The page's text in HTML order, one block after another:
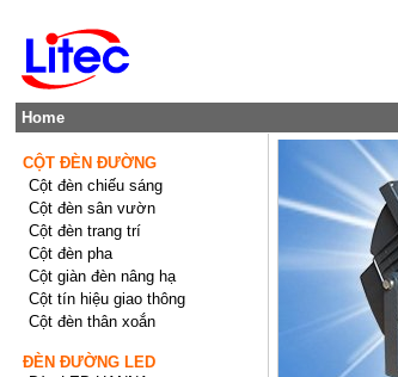
Home
CỘT ĐÈN ĐƯỜNG
Cột đèn chiếu sáng
Cột đèn sân vườn
Cột đèn trang trí
Cột đèn pha
Cột giàn đèn nâng hạ
Cột tín hiệu giao thông
Cột đèn thân xoắn
ĐÈN ĐƯỜNG LED